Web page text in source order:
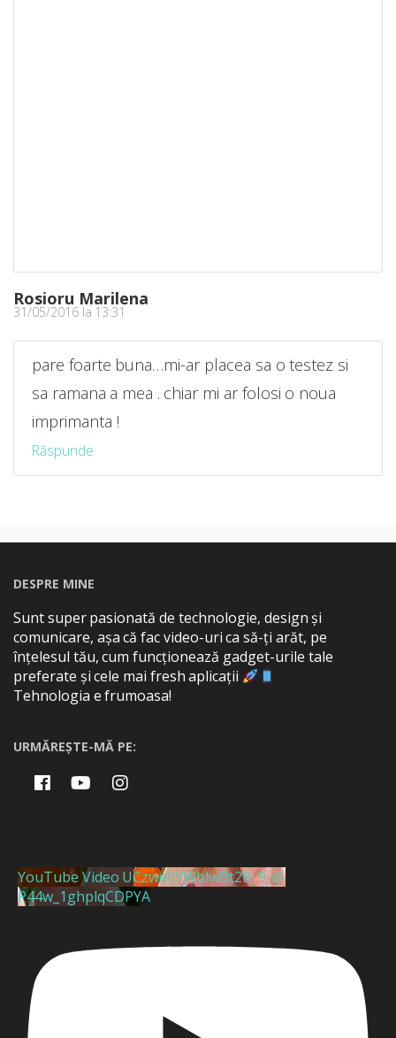
Rosioru Marilena
31/05/2016 la 13:31
pare foarte buna…mi-ar placea sa o testez si
sa ramana a mea . chiar mi ar folosi o noua
imprimanta !
Răspunde
DESPRE MINE
Sunt super pasionată de technologie, design și
comunicare, așa că fac video-uri ca să-ți arăt, pe
înțelesul tău, cum funcționează gadget-urile tale
preferate și cele mai fresh aplicații
Tehnologia e frumoasa!
URMĂREȘTE-MĂ PE:
YouTube Video UCzwe0YWblwBt2B_9_d-
P44w_1ghplqCDPYA